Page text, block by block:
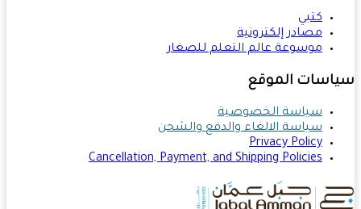
كتبي
مصادر إلكترونية
موسوعة عالم التعلم للصغار
الموقع
سياسة الخصوصية
سياسة الالغاء والدفع والشحن
Privacy Policy
Cancellation, Payment, and Shipping Policies